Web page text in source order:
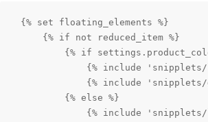
{% set floating_elements %}
    {% if not reduced_item %}
{% if
{% include
{% include
        {% else %}
{% include